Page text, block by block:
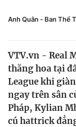
Phong cách
Sự kiện
Bóng đá
Bên lề
Anh Quân - Ban Thể
VTV.vn - Real
thăng hoa tại
League khi
ngay trên sân
Pháp, Kylian
cú hattrick